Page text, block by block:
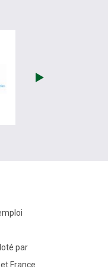
des droits (nouvelle
visiter les site de Fagerh
par